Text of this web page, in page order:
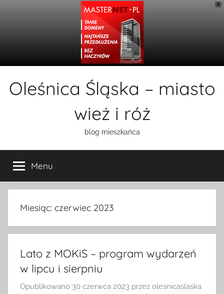
X
Oleśnica Śląska – miasto
wież i róż
blog mieszkańca
Menu
Miesiąc: czerwiec 2023
Lato z MOKiS – program wydarzeń
w lipcu i sierpniu
Opublikowano 30 czerwca 2023 przez olesnicaslaska